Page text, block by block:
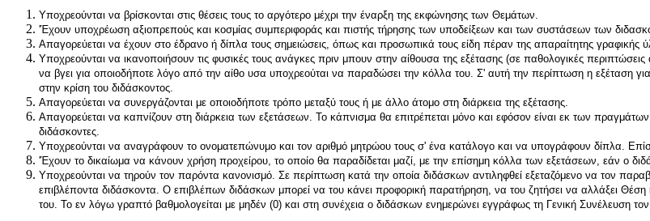
Υποχρεούνται να βρίσκονται στις θέσεις τους το αργότερο μέχρι την έναρξη της εκφώνησης των Θεμάτων.
'Έχουν υποχρέωση αξιοπρεπούς και κοσμίας συμπεριφοράς και πιστής τήρησης των υποδείξεων και των συστάσεων των
Απαγορεύεται να έχουν στο έδρανο ή δίπλα τους σημειώσεις, όπως και προσωπικά τους είδη πέραν της απαραίτητης γραφικής
Υποχρεούνται να ικανοποιήσουν τις φυσικές τους ανάγκες πριν μπουν στην αίθουσα της εξέτασης (σε παθολογικές περιπτώσεις
να βγει για οποιοδήποτε λόγο από την αίθο υσα υποχρεούται να παραδώσει την κόλλα του. Σ' αυτή την περίπτωση η εξέταση
στην κρίση του διδάσκοντος.
Απαγορεύεται να συνεργάζονται με οποιοδήποτε τρόπο μεταξύ τους ή με άλλο άτομο στη διάρκεια της εξέτασης.
Απαγορεύεται να καπνίζουν στη διάρκεια των εξετάσεων. Το κάπνισμα θα επιτρέπεται μόνο και εφόσον είναι εκ των
διδάσκοντες.
Υποχρεούνται να αναγράφουν το ονοματεπώνυμο και τον αριθμό μητρώου τους σ' ένα κατάλογο και να υπογράφουν δίπλα.
'Έχουν το δικαίωμα να κάνουν χρήση προχείρου, το οποίο θα παραδίδεται μαζί, με την επίσημη κόλλα των εξετάσεων, εάν ο
Υποχρεούνται να τηρούν τον παρόντα κανονισμό. Σε περίπτωση κατά την οποία διδάσκων αντιληφθεί εξεταζόμενο να τον
επιβλέποντα διδάσκοντα. Ο επιβλέπων διδάσκων μπορεί να του κάνει προφορική παρατήρηση, να του ζητήσει να αλλάξει
του. Το εν λόγω γραπτό βαθμολογείται με μηδέν (0) και στη συνέχεια ο διδάσκων ενημερώνει εγγράφως τη Γενική Συνέλευση τον